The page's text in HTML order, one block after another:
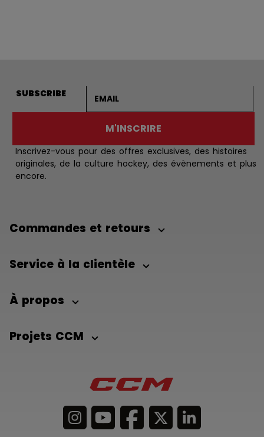
SUBSCRIBE
M'INSCRIRE
Inscrivez-vous pour des offres exclusives, des histoires
originales, de la culture hockey, des évènements et plus
encore.
Commandes et retours
Service à la clientèle
À propos
Projets CCM